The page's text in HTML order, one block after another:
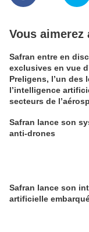
Vous aimerez
Safran entre en
exclusives en vue
Preligens, l’un des
l’intelligence
secteurs de
Safran lance son
anti-drones
Safran lance son
artificielle